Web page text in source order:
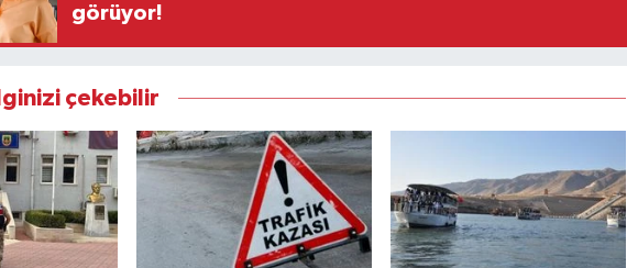
görüyor!
çekebilir